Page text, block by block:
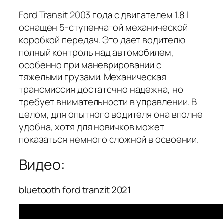
Ford Transit 2003 года с двигателем 1.8 l
оснащен 5-ступенчатой механической
коробкой передач. Это дает водителю
полный контроль над автомобилем,
особенно при маневрировании с
тяжелыми грузами. Механическая
трансмиссия достаточно надежна, но
требует внимательности в управлении. В
целом, для опытного водителя она вполне
удобна, хотя для новичков может
показаться немного сложной в освоении.
Видео:
bluetooth ford tranzit 2021